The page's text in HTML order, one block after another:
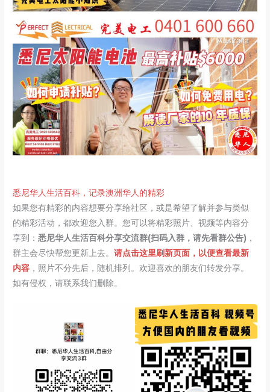
悉尼华人生活百科，记录澳洲华人的精彩
如果您有精彩的内容想要分享给社区，或是希望了解并参与类似
的精彩活动，都欢迎您入群。您可以将精彩照片、视频等内容分
享到：悉尼华人生活百科分享交流群(扫码入群，请先看群公告) ，
群主会尽快帮您更新上去。请点击这里刷新页面，以便查看最新
内容 ，照片不分先后，随机排列。欢迎喜欢的朋友们转发分享。
如有侵权，请联系我们删除。